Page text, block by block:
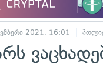
2021, 16:01